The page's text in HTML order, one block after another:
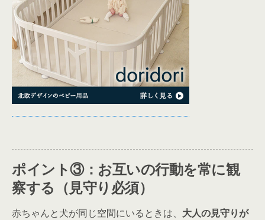
ポイント③：お互いの行動を常に観
察する（見守り必須）
赤ちゃんと犬が同じ空間にいるときは、 大人の見守りが